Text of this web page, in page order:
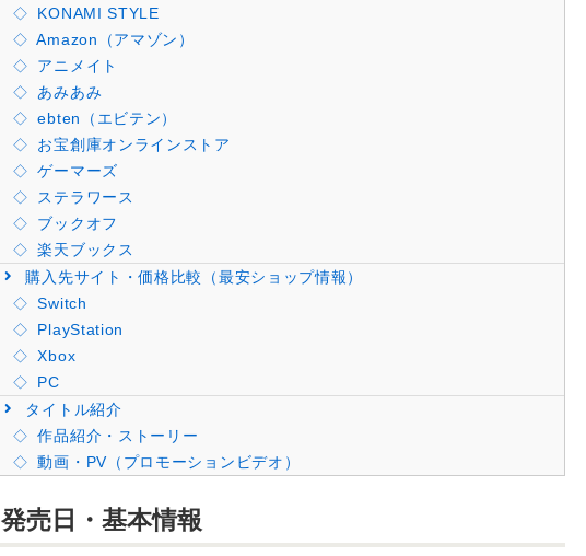
KONAMI STYLE
Amazon（アマゾン）
アニメイト
あみあみ
ebten（エビテン）
お宝創庫オンラインストア
ゲーマーズ
ステラワース
ブックオフ
楽天ブックス
購入先サイト・価格比較（最安ショップ情報）
Switch
PlayStation
Xbox
PC
タイトル紹介
作品紹介・ストーリー
動画・PV（プロモーションビデオ）
発売日・基本情報